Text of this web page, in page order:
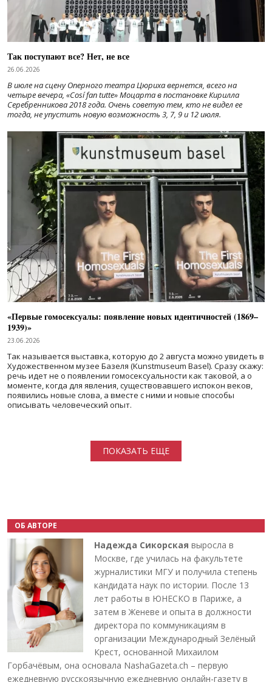
Так поступают все? Нет, не все
26.06.2026
В июле на сцену Оперного театра Цюриха вернется, всего на
четыре вечера, «Cosí fan tutte» Моцарта в постановке Кирилла
Серебренникова 2018 года. Очень советую тем, кто не видел ее
тогда, не упустить новую возможность 3, 7, 9 и 12 июля.
«Первые гомосексуалы: появление новых идентичностей (1869–
1939)»
23.06.2026
Так называется выставка, которую до 2 августа можно увидеть в
Художественном музее Базеля (Kunstmuseum Basel). Сразу скажу:
речь идет не о появлении гомосексуальности как таковой, а о
моменте, когда для явления, существовавшего испокон веков,
появились новые слова, а вместе с ними и новые способы
описывать человеческий опыт.
ПОКАЗАТЬ ЕЩЕ
ОБ АВТОРЕ
Надежда Сикорская выросла в
Москве, где училась на факультете
журналистики МГУ и получила степень
кандидата наук по истории. После 13
лет работы в ЮНЕСКО в Париже, а
затем в Женеве и опыта в должности
директора по коммуникациям в
организации Международный Зелёный
Крест, основанной Михаилом
Горбачёвым, она основала NashaGazeta.ch – первую
ежедневную русскоязычную ежедневную онлайн-газету в